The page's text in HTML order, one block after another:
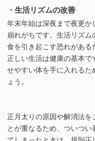
・生活リズムの改善
年末年始は深夜まで夜更
崩れがちです。生活リズ
食を引き起こす恐れがある
正しい生活は健康の基本で
せやすい体を手に入れるた
ょう。
正月太りの原因や解消法
とが重なるため、ついつ